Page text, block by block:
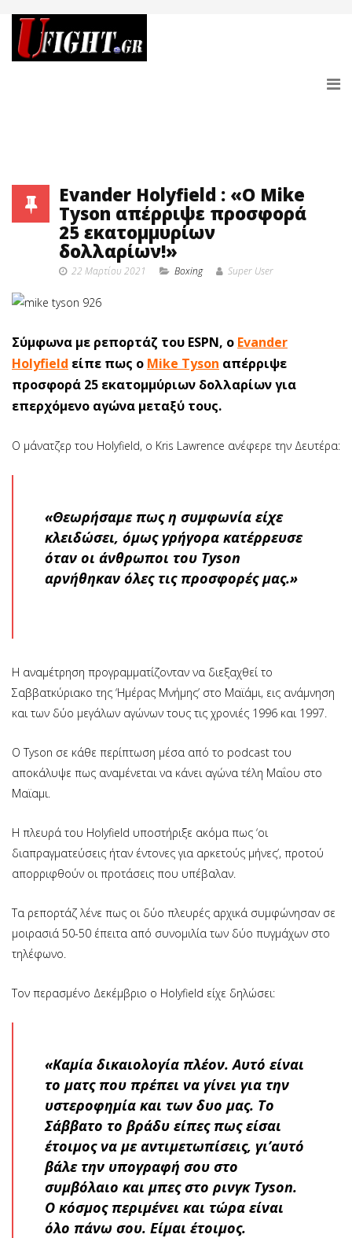
Evander Holyfield : «Ο Mike
Tyson απέρριψε προσφορά
25 εκατομμυρίων
δολλαρίων!»
22 Μαρτίου 2021 Boxing Super User
Σύμφωνα με ρεπορτάζ του ESPN, ο Εvander
Holyfield είπε πως ο Mike Tyson απέρριψε
προσφορά 25 εκατομμύριων δολλαρίων για
επερχόμενο αγώνα μεταξύ τους.
Ο μάνατζερ του Holyfield, o Kris Lawrence ανέφερε την Δευτέρα:
«Θεωρήσαμε πως η συμφωνία είχε
κλειδώσει, όμως γρήγορα κατέρρευσε
όταν οι άνθρωποι του Tyson
αρνήθηκαν όλες τις προσφορές μας.»
Η αναμέτρηση προγραμματίζονταν να διεξαχθεί το
Σαββατκύριακο της ‘Ημέρας Μνήμης’ στο Μαϊάμι, εις ανάμνηση
και των δύο μεγάλων αγώνων τους τις χρονιές 1996 και 1997.
Ο Τyson σε κάθε περίπτωση μέσα από το podcast του
αποκάλυψε πως αναμένεται να κάνει αγώνα τέλη Μαΐου στο
Μαϊαμι.
Η πλευρά του Holyfield υποστήριξε ακόμα πως ‘οι
διαπραγματεύσεις ήταν έντονες για αρκετούς μήνες’, προτού
απορριφθούν οι προτάσεις που υπέβαλαν.
Τα ρεπορτάζ λένε πως οι δύο πλευρές αρχικά συμφώνησαν σε
μοιρασιά 50-50 έπειτα από συνομιλία των δύο πυγμάχων στο
τηλέφωνο.
Τον περασμένο Δεκέμβριο ο Holyfield είχε δηλώσει:
«Καμία δικαιολογία πλέον. Αυτό είναι
το ματς που πρέπει να γίνει για την
υστεροφημία και των δυο μας. Το
Σάββατο το βράδυ είπες πως είσαι
έτοιμος να με αντιμετωπίσεις, γι’αυτό
βάλε την υπογραφή σου στο
συμβόλαιο και μπες στο ρινγκ Tyson.
Ο κόσμος περιμένει και τώρα είναι
όλο πάνω σου. Είμαι έτοιμος.